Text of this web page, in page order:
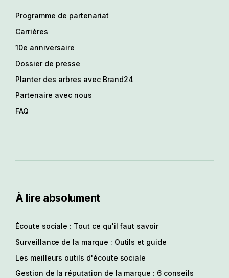
Programme de partenariat
Carrières
10e anniversaire
Dossier de presse
Planter des arbres avec Brand24
Partenaire avec nous
FAQ
À lire absolument
Écoute sociale : Tout ce qu'il faut savoir
Surveillance de la marque : Outils et guide
Les meilleurs outils d'écoute sociale
Gestion de la réputation de la marque : 6 conseils